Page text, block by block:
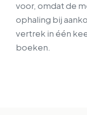
voor, omdat de
ophaling bij
vertrek in één
boeken.